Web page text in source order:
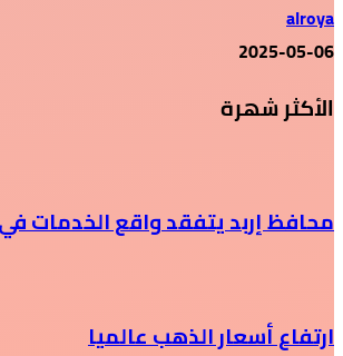
alroya
2025-05-06
الأكثر شهرة
محافظ إربد يتفقد واقع الخدمات في
ارتفاع أسعار الذهب عالميا